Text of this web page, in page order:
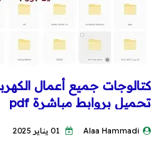
كتالوجات جميع أعمال
تحميل بروابط مباشرة pdf
Alaa Hammadi